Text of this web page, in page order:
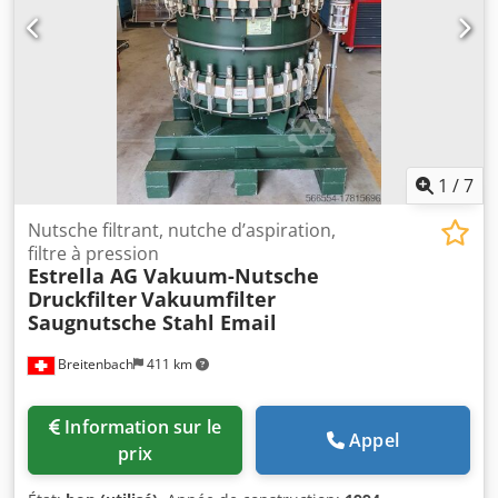
D Hox Al Derf 1 pompe à membrane pneumatique, 1
module de céramique UF, 1 dispositif de surveillance de la
température, 1 vanne de régulation, 4 manomètres avec
affichage, 1 unité de commande conforme à la norme VDE
0110/0113 CE, 1 débitmètre, 1 préassemblage de
l’installation dans l’usine du fournisseur.
1 /7
Breitenbach 411 km
Nutsche filtrant, nutche d’aspiration,
filtre à pression
Estrella AG Vakuum-Nutsche
DruckfilterVakuumfilter
Saugnutsche Stahl Email
prix
Appel